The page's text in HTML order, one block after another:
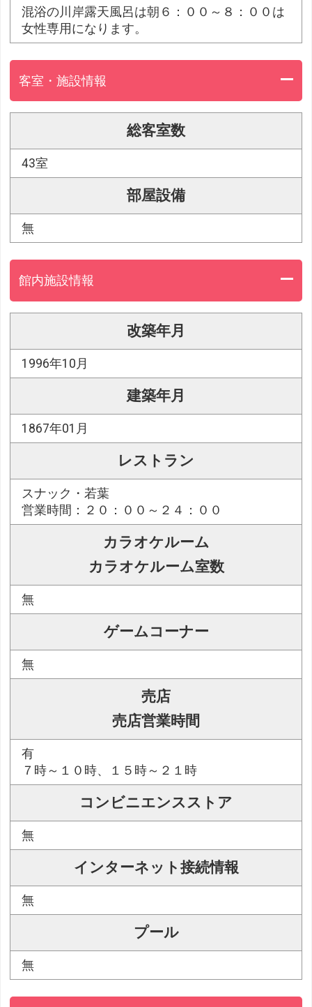
混浴の川岸露天風呂は朝６：００～８：００は
女性専用になります。
客室・施設情報
総客室数
43室
部屋設備
無
館内施設情報
改築年月
1996年10月
建築年月
1867年01月
レストラン
スナック・若葉
営業時間：２０：００～２４：００
カラオケルーム
カラオケルーム室数
無
ゲームコーナー
無
売店
売店営業時間
有
７時～１０時、１５時～２１時
コンビニエンスストア
無
インターネット接続情報
無
プール
無